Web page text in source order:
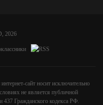
, 2026
сайт носит исключительно
не является публичной
Гражданского кодекса РФ.